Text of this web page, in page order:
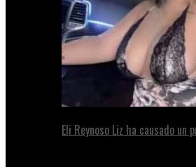
Eli Reynoso Liz ha causado un